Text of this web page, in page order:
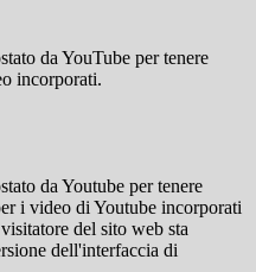
da YouTube per tenere
incorporati.
da Youtube per tenere
i video di Youtube incorporati
del sito web sta
dell'interfaccia di